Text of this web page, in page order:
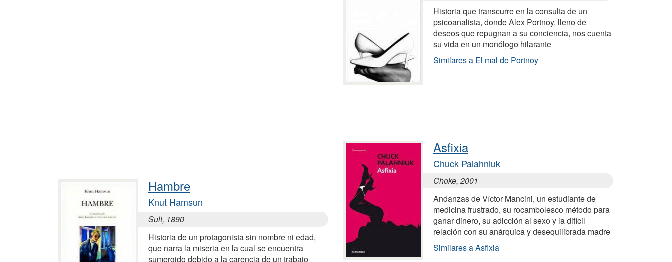
Hambre
Knut Hamsun
Sult, 1890
Historia de un protagonista sin nombre ni edad,
que narra la miseria en la cual se encuentra
sumergido debido a la carencia de un trabajo
Historia que transcurre en la consulta de un
psicoanalista, donde Alex Portnoy, lleno de
deseos que repugnan a su conciencia, nos cuenta
su vida en un monólogo hilarante
Similares a El mal de Portnoy
Asfixia
Chuck Palahniuk
Choke, 2001
Andanzas de Víctor Mancini, un estudiante de
medicina frustrado, su rocambolesco método para
ganar dinero, su adicción al sexo y la difícil
relación con su anárquica y desequilibrada madre
Similares a Asfixia